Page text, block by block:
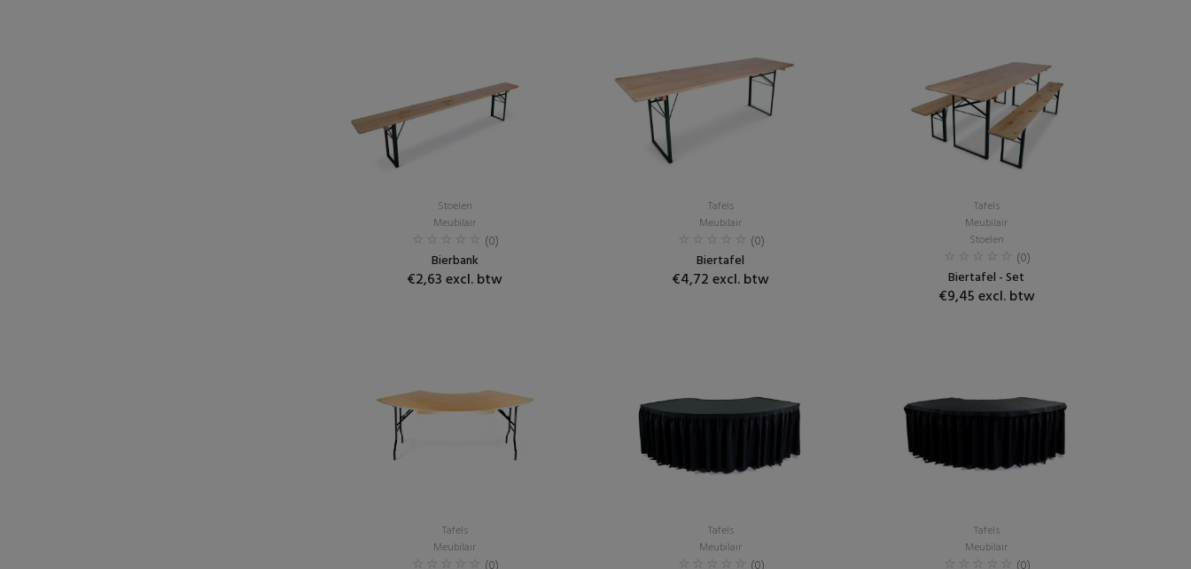
Stoelen
Meubilair
(0)
Bierbank
€2,63 excl. btw
Tafels
Meubilair
(0)
Biertafel
€4,72 excl. btw
Tafels
Meubilair
Stoelen
(0)
Biertafel - Set
€9,45 excl. btw
Tafels
Meubilair
Tafels
Meubilair
Tafels
Meubilair